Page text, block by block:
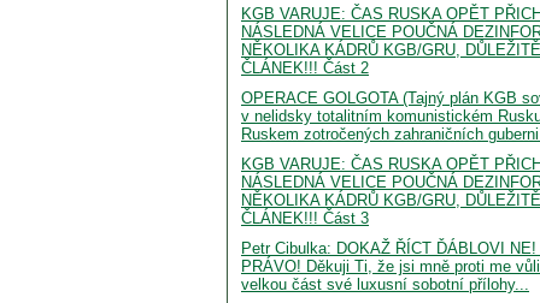
KGB VARUJE: ČAS RUSKA OPĚT
NÁSLEDNÁ VELICE POUČNÁ
NĚKOLIKA KÁDRŮ KGB/GRU,
ČLÁNEK!!! Část 2
OPERACE GOLGOTA (Tajný plán KGB
v nelidsky totalitním komunistickém
Ruskem zotročených zahraničních
KGB VARUJE: ČAS RUSKA OPĚT
NÁSLEDNÁ VELICE POUČNÁ
NĚKOLIKA KÁDRŮ KGB/GRU,
ČLÁNEK!!! Část 3
Petr Cibulka: DOKAŽ ŘÍCT ĎÁBLOVI
PRÁVO! Děkuji Ti, že jsi mně proti me
velkou část své luxusní sobotní přílohy...